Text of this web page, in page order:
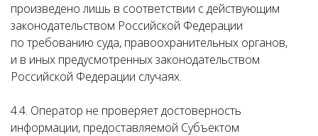
произведено лишь в соответствии с действующим
законодательством Российской Федерации
по требованию суда, правоохранительных органов,
и в иных предусмотренных законодательством
Российской Федерации случаях.
4.4. Оператор не проверяет достоверность
информации, предоставляемой Субъектом